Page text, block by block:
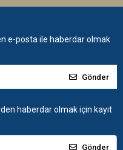
e-posta ile haberdar olmak
Gönder
haberdar olmak için kayıt
Gönder